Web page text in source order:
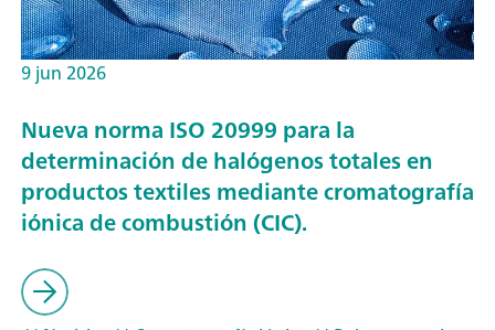
9 jun 2026
Nueva norma ISO 20999 para la
determinación de halógenos totales en
productos textiles mediante cromatografía
iónica de combustión (CIC).